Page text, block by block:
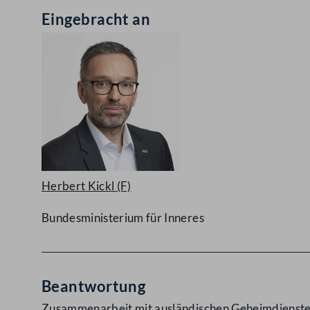
Eingebracht an
Herbert Kickl (F)
Bundesministerium für Inneres
Beantwortung